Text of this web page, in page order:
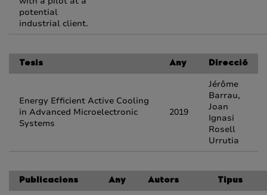
potential
industrial client.
Tesis Any Direcció
Energy Efficient Active Cooling
in Advanced Microelectronic
Systems
2019
Jérôme
Barrau,
Joan
Ignasi
Rosell
Urrutia
Publicacions Any Autors Tipus